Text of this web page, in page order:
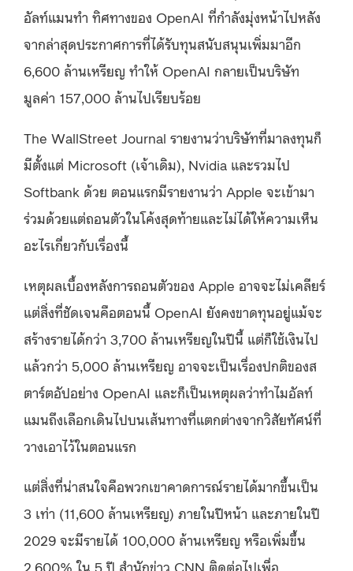
อัลท์แมนทำ ทิศทางของ OpenAI ที่กำลังมุ่งหน้าไปหลัง
จากล่าสุดประกาศการที่ได้รับทุนสนับสนุนเพิ่มมาอีก
6,600 ล้านเหรียญ ทำให้ OpenAI กลายเป็นบริษัท
มูลค่า 157,000 ล้านไปเรียบร้อย
The WallStreet Journal รายงานว่าบริษัทที่มาลงทุนก็
มีตั้งแต่ Microsoft (เจ้าเดิม), Nvidia และรวมไป
Softbank ด้วย ตอนแรกมีรายงานว่า Apple จะเข้ามา
ร่วมด้วยแต่ถอนตัวในโค้งสุดท้ายและไม่ได้ให้ความเห็น
อะไรเกี่ยวกับเรื่องนี้
เหตุผลเบื้องหลังการถอนตัวของ Apple อาจจะไม่เคลียร์
แต่สิ่งที่ชัดเจนคือตอนนี้ OpenAI ยังคงขาดทุนอยู่แม้จะ
สร้างรายได้กว่า 3,700 ล้านเหรียญในปีนี้ แต่ก็ใช้เงินไป
แล้วกว่า 5,000 ล้านเหรียญ อาจจะเป็นเรื่องปกติของส
ตาร์ตอัปอย่าง OpenAI และก็เป็นเหตุผลว่าทำไมอัลท์
แมนถึงเลือกเดินไปบนเส้นทางที่แตกต่างจากวิสัยทัศน์ที่
วางเอาไว้ในตอนแรก
แต่สิ่งที่น่าสนใจคือพวกเขาคาดการณ์รายได้มากขึ้นเป็น
3 เท่า (11,600 ล้านเหรียญ) ภายในปีหน้า และภายในปี
2029 จะมีรายได้ 100,000 ล้านเหรียญ หรือเพิ่มขึ้น
2,600% ใน 5 ปี สำนักข่าว CNN ติดต่อไปเพื่อ